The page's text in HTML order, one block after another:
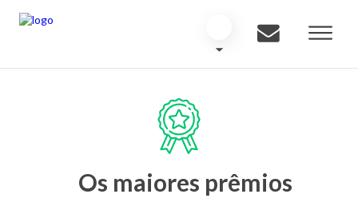
Os maiores prêmios